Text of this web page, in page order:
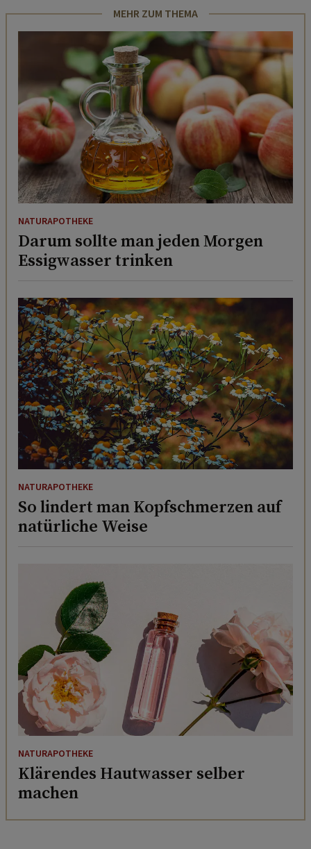
MEHR ZUM THEMA
NATURAPOTHEKE
Darum sollte man jeden Morgen
Essigwasser trinken
NATURAPOTHEKE
So lindert man Kopfschmerzen auf
natürliche Weise
NATURAPOTHEKE
Klärendes Hautwasser selber
machen